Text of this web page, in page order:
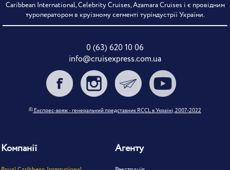
Caribbean International, Celebrity Cruises, Azamara Cruises і є провідним
туроператором в круїзному сегменті туріндустрії України.
0 (63) 620 10 06
info@cruisexpress.com.ua
© Експрес-вояж - генеральний представник RCCL в Україні, 2007-2022
Компанії Агенту